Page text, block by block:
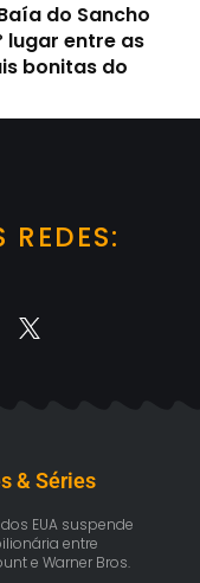
do Sancho
lugar entre as
bonitas do
REDES:
& Séries
EUA suspende
entre
e Warner Bros.